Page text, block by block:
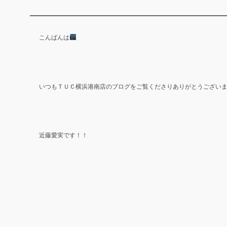
こんばんは
いつも ＴＵＣ横浜港南店のブログをご覧くださりありがとうござい
近藤愛実です！！